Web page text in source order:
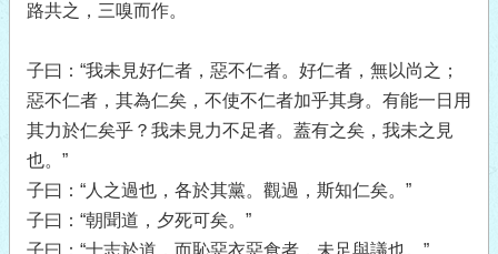
路共之，三嗅而作。
子曰：“我未見好仁者，惡不仁者。好仁者，無以尚之；
惡不仁者，其為仁矣，不使不仁者加乎其身。有能一日用
其力於仁矣乎？我未見力不足者。蓋有之矣，我未之見
也。”
子曰：“人之過也，各於其黨。觀過，斯知仁矣。”
子曰：“朝聞道，夕死可矣。”
子曰：“士志於道，而恥惡衣惡食者，未足與議也。”